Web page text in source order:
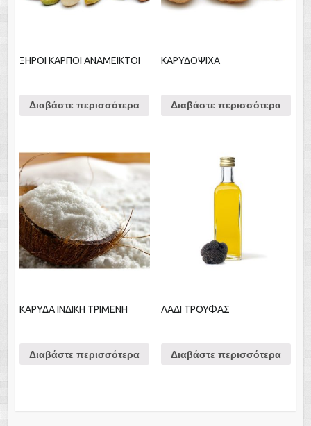
ΞΗΡΟΙ ΚΑΡΠΟΙ ΑΝΑΜΕΙΚΤΟΙ
Διαβάστε περισσότερα
ΚΑΡΥΔΟΨΙΧΑ
Διαβάστε περισσότερα
ΚΑΡΥΔΑ ΙΝΔΙΚΗ ΤΡΙΜΕΝΗ
Διαβάστε περισσότερα
ΛΑΔΙ ΤΡΟΥΦΑΣ
Διαβάστε περισσότερα